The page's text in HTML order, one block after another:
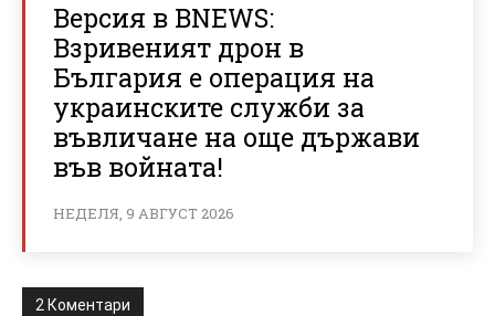
Версия в BNEWS:
Взривеният дрон в
България е операция на
украинските служби за
въвличане на още държави
във войната!
НЕДЕЛЯ, 9 АВГУСТ 2026
2 Коментари